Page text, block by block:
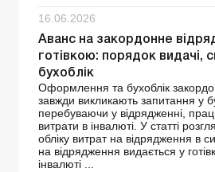
16.06.2026
Аванс на закордонне
готівкою: порядок видачі,
бухоблік
Оформлення та бухоблік
завжди викликають запитання у
перебуваючи у відрядженні,
витрати в інвалюті. У статті
обліку витрат на відрядження в
на відрядження видається у
інвалюті ...